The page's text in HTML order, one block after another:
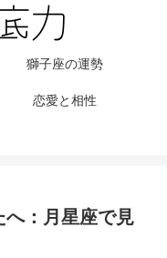
獅子座の運勢
恋愛と相性
へ：月星座で見